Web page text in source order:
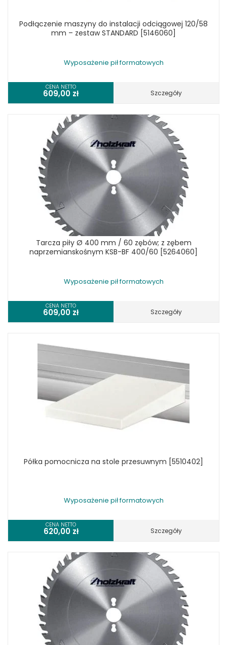
Podłączenie maszyny do instalacji odciągowej 120/58
mm – zestaw STANDARD [5146060]
Wyposażenie pił formatowych
CENA NETTO
609,00 zł Szczegóły
Tarcza piły Ø 400 mm / 60 zębów; z zębem
naprzemianskośnym KSB-BF 400/60 [5264060]
Wyposażenie pił formatowych
CENA NETTO
609,00 zł Szczegóły
Półka pomocnicza na stole przesuwnym [5510402]
Wyposażenie pił formatowych
CENA NETTO
620,00 zł Szczegóły